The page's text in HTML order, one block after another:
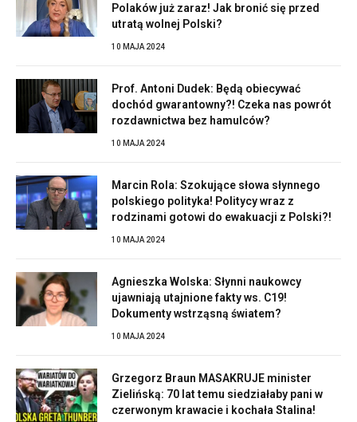
Polaków już zaraz! Jak bronić się przed
utratą wolnej Polski?
10 MAJA 2024
Prof. Antoni Dudek: Będą obiecywać
dochód gwarantowny?! Czeka nas powrót
rozdawnictwa bez hamulców?
10 MAJA 2024
Marcin Rola: Szokujące słowa słynnego
polskiego polityka! Politycy wraz z
rodzinami gotowi do ewakuacji z Polski?!
10 MAJA 2024
Agnieszka Wolska: Słynni naukowcy
ujawniają utajnione fakty ws. C19!
Dokumenty wstrząsną światem?
10 MAJA 2024
Grzegorz Braun MASAKRUJE minister
Zielińską: 70 lat temu siedziałaby pani w
czerwonym krawacie i kochała Stalina!